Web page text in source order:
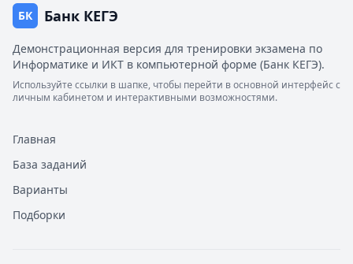
БК Банк КЕГЭ
Демонстрационная версия для тренировки экзамена по
Информатике и ИКТ в компьютерной форме (Банк КЕГЭ).
Используйте ссылки в шапке, чтобы перейти в основной интерфейс с
личным кабинетом и интерактивными возможностями.
Главная
База заданий
Варианты
Подборки